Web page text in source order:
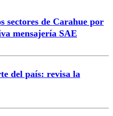
sectores de Carahue por
mensajería SAE
del país: revisa la